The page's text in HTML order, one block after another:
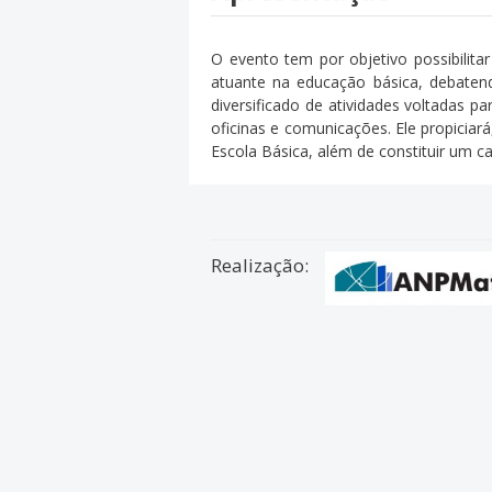
O evento tem por objetivo
atuante na educação básica,
diversificado de atividades voltadas
oficinas e comunicações. Ele
Escola Básica, além de constituir um
Realização: